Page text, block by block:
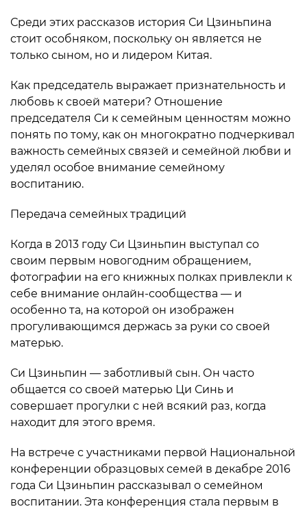
Среди этих рассказов история Си Цзиньпина
стоит особняком, поскольку он является не
только сыном, но и лидером Китая.
Как председатель выражает признательность и
любовь к своей матери? Отношение
председателя Си к семейным ценностям можно
понять по тому, как он многократно подчеркивал
важность семейных связей и семейной любви и
уделял особое внимание семейному
воспитанию.
Передача семейных традиций
Когда в 2013 году Си Цзиньпин выступал со
своим первым новогодним обращением,
фотографии на его книжных полках привлекли к
себе внимание онлайн-сообщества — и
особенно та, на которой он изображен
прогуливающимся держась за руки со своей
матерью.
Си Цзиньпин — заботливый сын. Он часто
общается со своей матерью Ци Синь и
совершает прогулки с ней всякий раз, когда
находит для этого время.
На встрече с участниками первой Национальной
конференции образцовых семей в декабре 2016
года Си Цзиньпин рассказывал о семейном
воспитании. Эта конференция стала первым в